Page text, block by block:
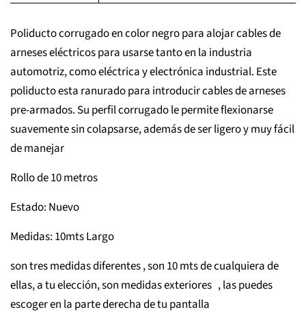
Poliducto corrugado en color negro para alojar cables de
arneses eléctricos para usarse tanto en la industria
automotriz, como eléctrica y electrónica industrial. Este
poliducto esta ranurado para introducir cables de arneses
pre-armados. Su perfil corrugado le permite flexionarse
suavemente sin colapsarse, además de ser ligero y muy fácil
de manejar
Rollo de 10 metros
Estado: Nuevo
Medidas: 10mts Largo
son tres medidas diferentes , son 10 mts de cualquiera de
ellas, a tu elección, son medidas exteriores , las puedes
escoger en la parte derecha de tu pantalla